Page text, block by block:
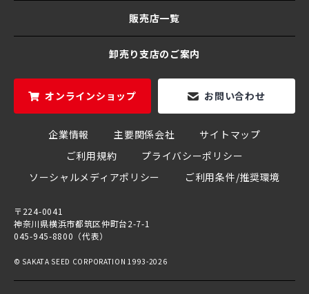
販売店一覧
卸売り支店のご案内
オンラインショップ お問い合わせ
企業情報 主要関係会社
サイトマップ
ご利用規約
プライバシーポリシー
ソーシャルメディアポリシー
ご利用条件/推奨環境
〒224-0041
神奈川県横浜市都筑区仲町台2-7-1
045-945-8800（代表）
© SAKATA SEED CORPORATION 1993-2026